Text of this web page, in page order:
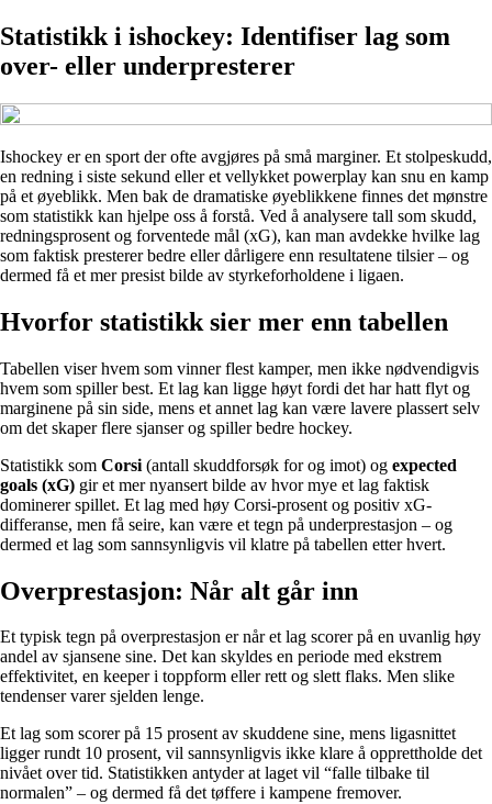
Statistikk i ishockey: Identifiser lag som
over- eller underpresterer
Ishockey er en sport der ofte avgjøres på små marginer. Et stolpeskudd,
en redning i siste sekund eller et vellykket powerplay kan snu en kamp
på et øyeblikk. Men bak de dramatiske øyeblikkene finnes det mønstre
som statistikk kan hjelpe oss å forstå. Ved å analysere tall som skudd,
redningsprosent og forventede mål (xG), kan man avdekke hvilke lag
som faktisk presterer bedre eller dårligere enn resultatene tilsier – og
dermed få et mer presist bilde av styrkeforholdene i ligaen.
Hvorfor statistikk sier mer enn tabellen
Tabellen viser hvem som vinner flest kamper, men ikke nødvendigvis
hvem som spiller best. Et lag kan ligge høyt fordi det har hatt flyt og
marginene på sin side, mens et annet lag kan være lavere plassert selv
om det skaper flere sjanser og spiller bedre hockey.
Statistikk som Corsi (antall skuddforsøk for og imot) og expected
goals (xG) gir et mer nyansert bilde av hvor mye et lag faktisk
dominerer spillet. Et lag med høy Corsi-prosent og positiv xG-
differanse, men få seire, kan være et tegn på underprestasjon – og
dermed et lag som sannsynligvis vil klatre på tabellen etter hvert.
Overprestasjon: Når alt går inn
Et typisk tegn på overprestasjon er når et lag scorer på en uvanlig høy
andel av sjansene sine. Det kan skyldes en periode med ekstrem
effektivitet, en keeper i toppform eller rett og slett flaks. Men slike
tendenser varer sjelden lenge.
Et lag som scorer på 15 prosent av skuddene sine, mens ligasnittet
ligger rundt 10 prosent, vil sannsynligvis ikke klare å opprettholde det
nivået over tid. Statistikken antyder at laget vil “falle tilbake til
normalen” – og dermed få det tøffere i kampene fremover.